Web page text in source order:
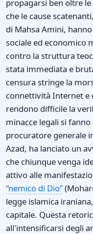
propagarsi ben oltre
che le cause
di Mahsa Amini,
sociale ed economico
contro la struttura
stata immediata e
censura stringe la
connettività Internet e
rendono difficile la
minacce legali si
procuratore generale
Azad, ha lanciato un
che chiunque venga
attivo alle
“nemico di Dio”
legge islamica
capitale. Questa
all'intensificarsi degli